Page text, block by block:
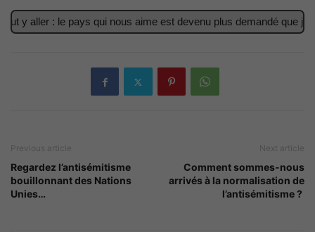
y aller : le pays qui nous aime est devenu plus demandé que jamais
Previous article
Regardez l’antisémitisme
bouillonnant des Nations
Unies…
Next article
Comment sommes-nous
arrivés à la normalisation de
l’antisémitisme ?